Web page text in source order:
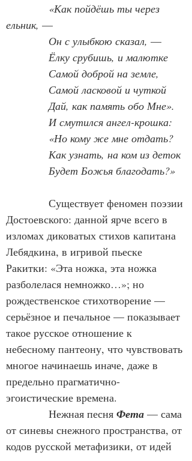
«Как пойдёшь ты через
ельник, —
Он с улыбкою сказал, —
Ёлку срубишь, и малютке
Самой доброй на земле,
Самой ласковой и чуткой
Дай, как память обо Мне».
И смутился ангел-крошка:
«Но кому же мне отдать?
Как узнать, на ком из деток
Будет Божья благодать?»
Существует феномен поэзии
Достоевского: данной ярче всего в
изломах диковатых стихов капитана
Лебядкина, в игривой пьеске
Ракитки: «Эта ножка, эта ножка
разболелася немножко…»; но
рождественское стихотворение —
серьёзное и печальное — показывает
такое русское отношение к
небесному пантеону, что чувствовать
многое начинаешь иначе, даже в
предельно прагматично-
эгоистические времена.
Нежная песня Фета — сама
от синевы снежного пространства, от
кодов русской метафизики, от идей